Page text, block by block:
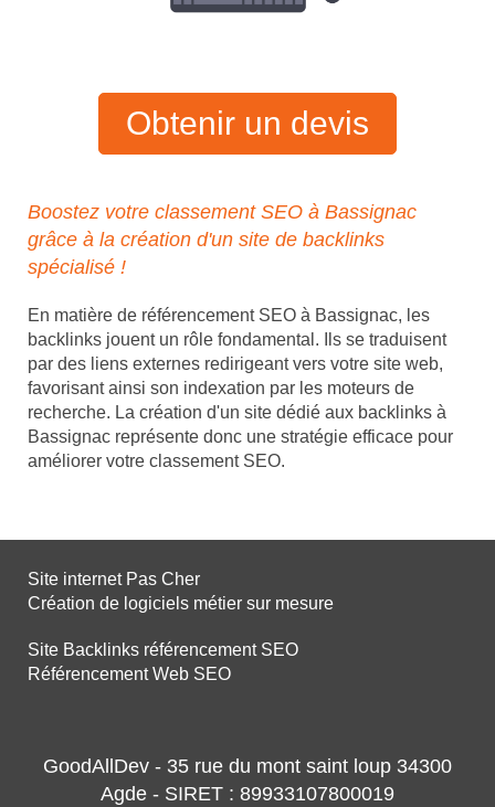
Obtenir un devis
Boostez votre classement SEO à Bassignac
grâce à la création d'un site de backlinks
spécialisé !
En matière de référencement SEO à Bassignac, les
backlinks jouent un rôle fondamental. Ils se traduisent
par des liens externes redirigeant vers votre site web,
favorisant ainsi son indexation par les moteurs de
recherche. La création d'un site dédié aux backlinks à
Bassignac représente donc une stratégie efficace pour
améliorer votre classement SEO.
Site internet Pas Cher
Création de logiciels métier sur mesure
Site Backlinks référencement SEO
Référencement Web SEO
GoodAllDev - 35 rue du mont saint loup 34300
Agde - SIRET : 89933107800019